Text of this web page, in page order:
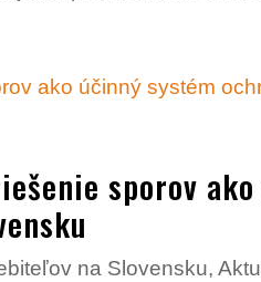
sporov
na Slovensku,